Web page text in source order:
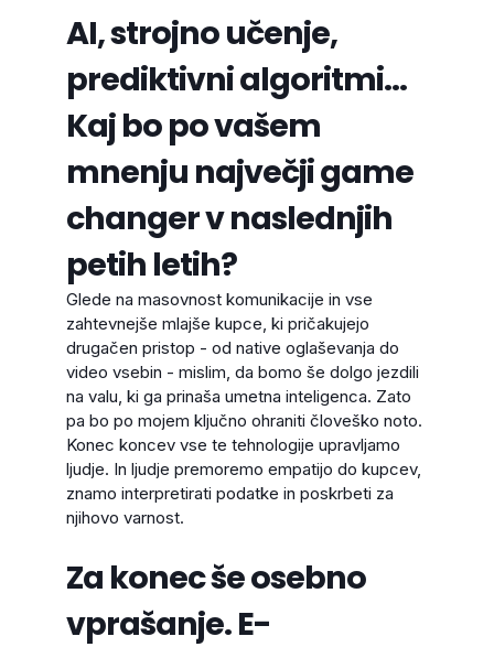
AI, strojno učenje,
prediktivni algoritmi...
Kaj bo po vašem
mnenju največji game
changer v naslednjih
petih letih?
Glede na masovnost komunikacije in vse
zahtevnejše mlajše kupce, ki pričakujejo
drugačen pristop - od native oglaševanja do
video vsebin - mislim, da bomo še dolgo jezdili
na valu, ki ga prinaša umetna inteligenca. Zato
pa bo po mojem ključno ohraniti človeško noto.
Konec koncev vse te tehnologije upravljamo
ljudje. In ljudje premoremo empatijo do kupcev,
znamo interpretirati podatke in poskrbeti za
njihovo varnost.
Za konec še osebno
vprašanje. E-